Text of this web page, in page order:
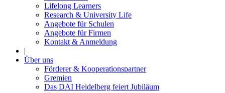
Lifelong Learners
Research & University Life
Angebote für Schulen
Angebote für Firmen
Kontakt & Anmeldung
|
Über uns
Förderer & Kooperationspartner
Gremien
Das DAI Heidelberg feiert Jubiläum